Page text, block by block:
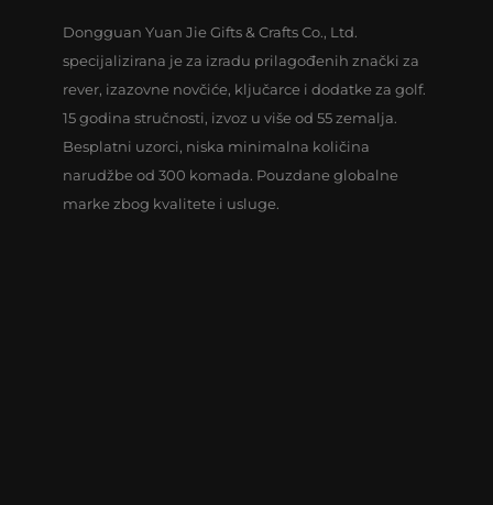
Dongguan Yuan Jie Gifts & Crafts Co., Ltd.
specijalizirana je za izradu prilagođenih znački za
rever, izazovne novčiće, ključarce i dodatke za golf.
15 godina stručnosti, izvoz u više od 55 zemalja.
Besplatni uzorci, niska minimalna količina
narudžbe od 300 komada. Pouzdane globalne
marke zbog kvalitete i usluge.